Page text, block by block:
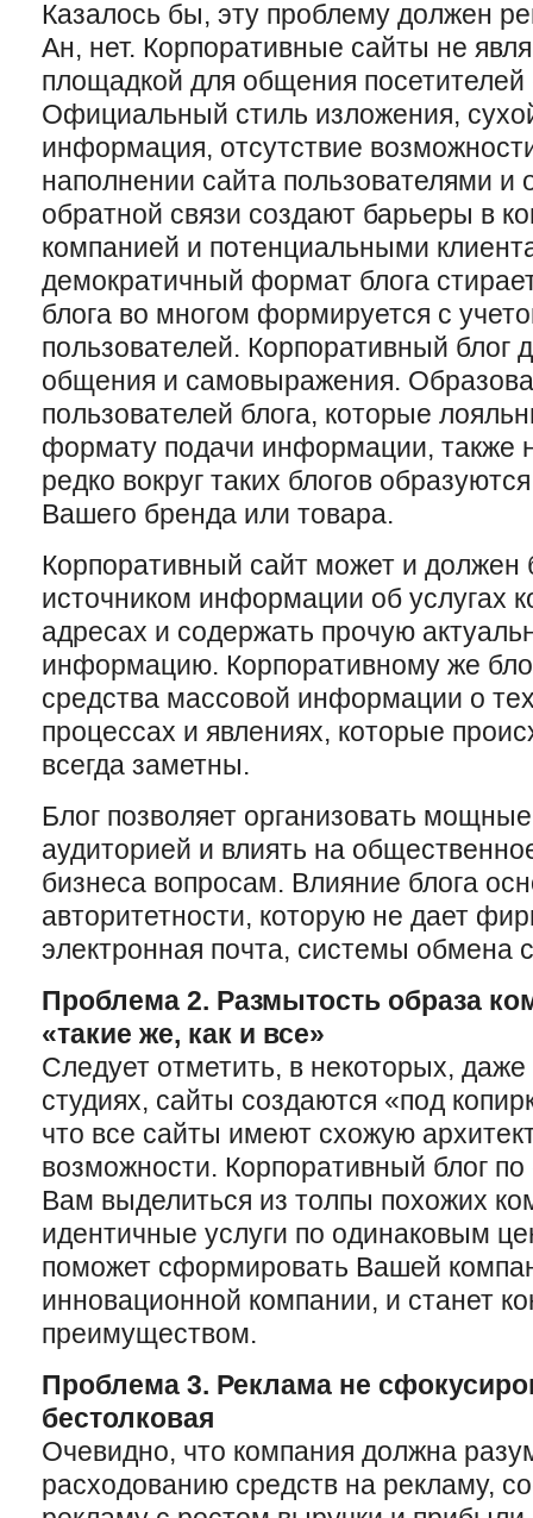
Казалось бы, эту проблему должен
Ан, нет. Корпоративные сайты не
площадкой для общения посетителей
Официальный стиль изложения,
информация, отсутствие
наполнении сайта пользователями и
обратной связи создают барьеры в
компанией и потенциальными
демократичный формат блога
блога во многом формируется с
пользователей. Корпоративный блог
общения и самовыражения.
пользователей блога, которые
формату подачи информации, также
редко вокруг таких блогов
Вашего бренда или товара.
Корпоративный сайт может и
источником информации об услугах
адресах и содержать прочую
информацию. Корпоративному же
средства массовой информации о
процессах и явлениях, которые
всегда заметны.
Блог позволяет организовать
аудиторией и влиять на
бизнеса вопросам. Влияние блога
авторитетности, которую не дает
электронная почта, системы обмена
Проблема 2. Размытость образа
«такие же, как и все»
Следует отметить, в некоторых,
студиях, сайты создаются «под
что все сайты имеют схожую
возможности. Корпоративный блог
Вам выделиться из толпы похожих
идентичные услуги по одинаковым
поможет сформировать Вашей
инновационной компании, и станет
преимуществом.
Проблема 3. Реклама не
бестолковая
Очевидно, что компания должна
расходованию средств на рекламу,